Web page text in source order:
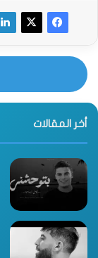
أخر المقالات